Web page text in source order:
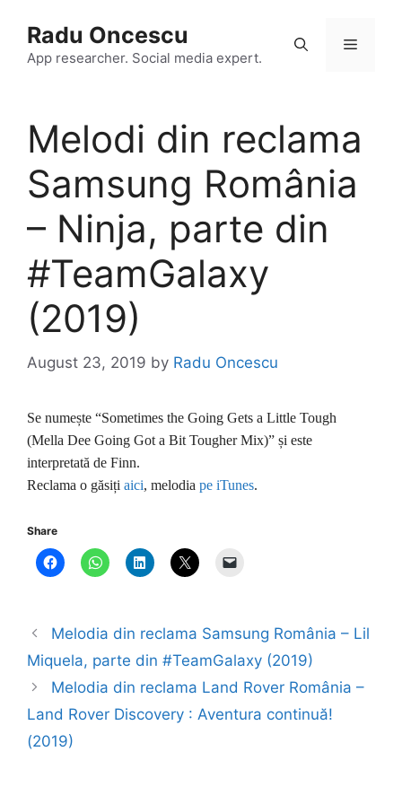
content
Radu Oncescu
App researcher. Social media expert.
Menu
Melodi din reclama
Samsung România
– Ninja, parte din
#TeamGalaxy
(2019)
August 23, 2019 by Radu Oncescu
Se numește “Sometimes the Going Gets a Little Tough
(Mella Dee Going Got a Bit Tougher Mix)” și este
interpretată de Finn.
Reclama o găsiți aici, melodia pe iTunes.
Share
Melodia din reclama Samsung România – Lil
Miquela, parte din #TeamGalaxy (2019)
Melodia din reclama Land Rover România –
Land Rover Discovery : Aventura continuă!
(2019)